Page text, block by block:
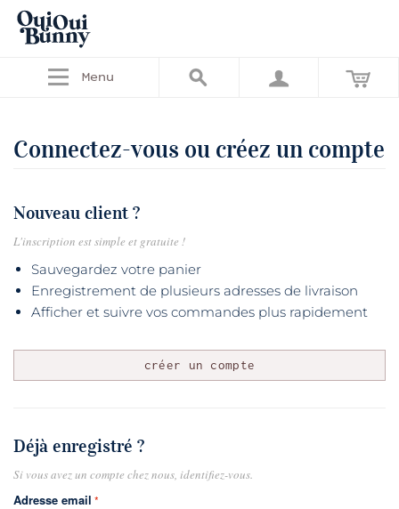
Menu
Connectez-vous ou créez un compte
Nouveau client ?
L'inscription est simple et gratuite !
Sauvegardez votre panier
Enregistrement de plusieurs adresses de livraison
Afficher et suivre vos commandes plus rapidement
créer un compte
Déjà enregistré ?
Si vous avez un compte chez nous, identifiez-vous.
Adresse email